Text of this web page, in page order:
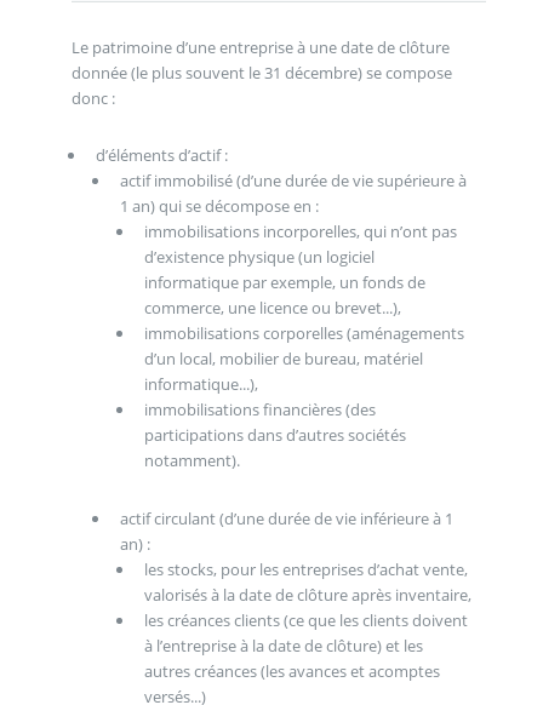
Le patrimoine d’une entreprise à une date de clôture
donnée (le plus souvent le 31 décembre) se compose
donc :
d’éléments d’actif :
actif immobilisé (d’une durée de vie supérieure à
1 an) qui se décompose en :
immobilisations incorporelles, qui n’ont pas
d’existence physique (un logiciel
informatique par exemple, un fonds de
commerce, une licence ou brevet...),
immobilisations corporelles (aménagements
d’un local, mobilier de bureau, matériel
informatique...),
immobilisations financières (des
participations dans d’autres sociétés
notamment).
actif circulant (d’une durée de vie inférieure à 1
an) :
les stocks, pour les entreprises d’achat vente,
valorisés à la date de clôture après inventaire,
les créances clients (ce que les clients doivent
à l’entreprise à la date de clôture) et les
autres créances (les avances et acomptes
versés...)